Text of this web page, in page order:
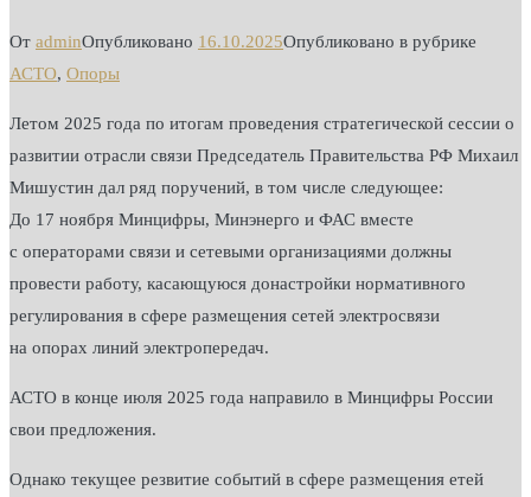
От adminОпубликовано 16.10.2025Опубликовано в рубрике
АСТО, Опоры
Летом 2025 года по итогам проведения стратегической сессии о
развитии отрасли связи Председатель Правительства РФ Михаил
Мишустин дал ряд поручений, в том числе следующее:
До 17 ноября Минцифры, Минэнерго и ФАС вместе
с операторами связи и сетевыми организациями должны
провести работу, касающуюся донастройки нормативного
регулирования в сфере размещения сетей электросвязи
на опорах линий электропередач.
АСТО в конце июля 2025 года направило в Минцифры России
свои предложения.
Однако текущее резвитие событий в сфере размещения етей